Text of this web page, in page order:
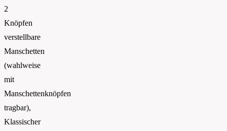
2
Knöpfen
verstellbare
Manschetten
(wahlweise
mit
Manschettenknöpfen
tragbar),
Klassischer